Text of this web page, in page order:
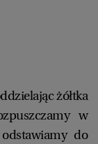
żółtka
w
do